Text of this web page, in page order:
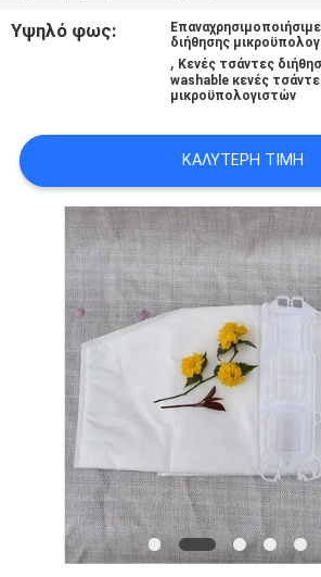
ΖΗΤΉΣΤΕ
ΑΠΌΣΠΑΣΜΑ
SITEMAP
PRIVACY
POLICY
Υψηλό φως:
διήθησης
, Κενές τσάντες
washable κενές
μικροϋπολογιστών
ΚΑΛΎΤΕΡΗ ΤΙΜΉ